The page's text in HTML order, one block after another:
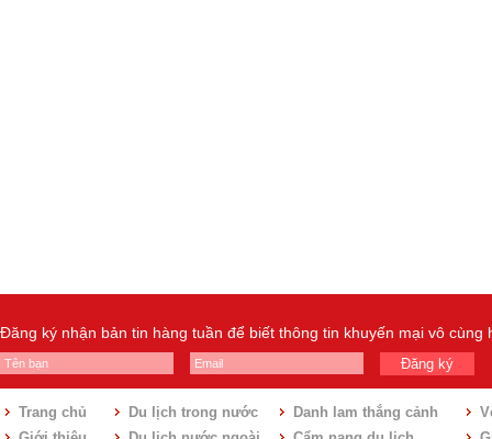
Đăng ký nhận bản tin hàng tuần để biết thông tin khuyến mại vô cùng
Đăng ký
Trang chủ
Du lịch trong nước
Danh lam thắng cảnh